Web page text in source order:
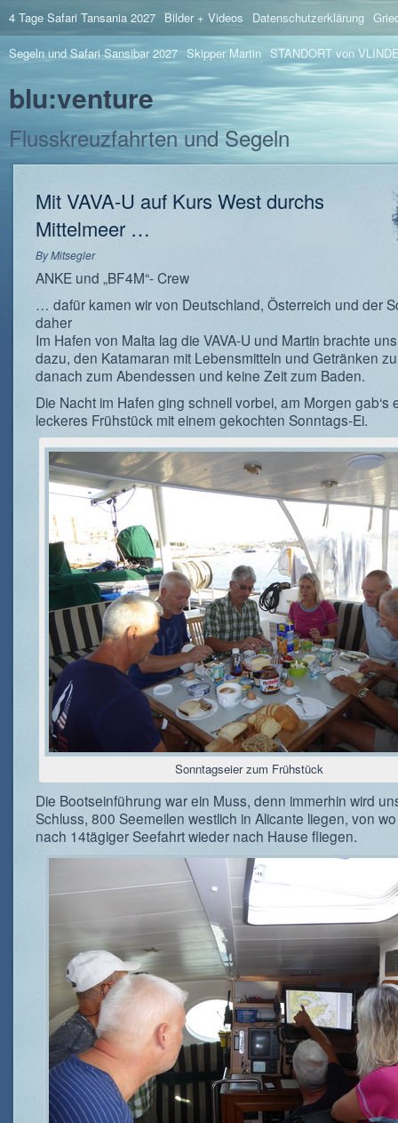
4 Tage Safari Tansania 2027 Bilder + Videos Datenschutzerklärung
Segeln und Safari Sansibar 2027 Skipper Martin STANDORT von
blu:venture
Flusskreuzfahrten und Segeln
Mit VAVA-U auf Kurs West durchs
Mittelmeer …
ByMitsegler
ANKE und „BF4M“- Crew
… dafür kamen wir von Deutschland, Österreich und der
daher
Im Hafen von Malta lag die VAVA-U und Martin brachte
dazu, den Katamaran mit Lebensmitteln und Getränken
danach zum Abendessen und keine Zeit zum Baden.
Die Nacht im Hafen ging schnell vorbei, am Morgen gab‘s
leckeres Frühstück mit einem gekochten Sonntags-Ei.
Sonntagseier zum Frühstück
Die Bootseinführung war ein Muss, denn immerhin wird
Schluss, 800 Seemeilen westlich in Alicante liegen, von
nach 14tägiger Seefahrt wieder nach Hause fliegen.